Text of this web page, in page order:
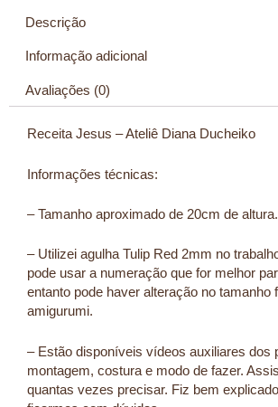
Descrição
Informação adicional
Avaliações (0)
Receita Jesus – Ateliê Diana Ducheiko
Informações técnicas:
– Tamanho aproximado de 20cm de altura.
– Utilizei agulha Tulip Red 2mm no
pode usar a numeração que for melhor
entanto pode haver alteração no tamanho
amigurumi.
– Estão disponíveis vídeos auxiliares dos
montagem, costura e modo de fazer.
quantas vezes precisar. Fiz bem